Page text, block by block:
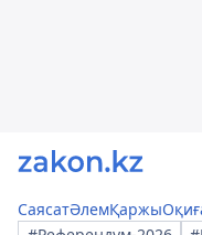
СаясатӘлемҚаржы